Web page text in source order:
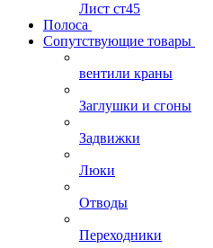
Лист ст45
Полоса
Сопутствующие товары
вентили краны
Заглушки и сгоны
Задвижки
Люки
Отводы
Переходники